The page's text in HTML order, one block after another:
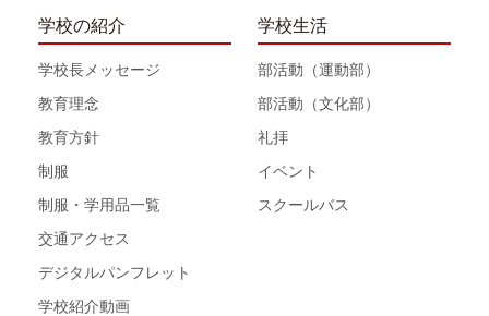
学校の紹介
学校長メッセージ
教育理念
教育方針
制服
制服・学用品一覧
交通アクセス
デジタルパンフレット
学校紹介動画
学校生活
部活動（運動部）
部活動（文化部）
礼拝
イベント
スクールバス